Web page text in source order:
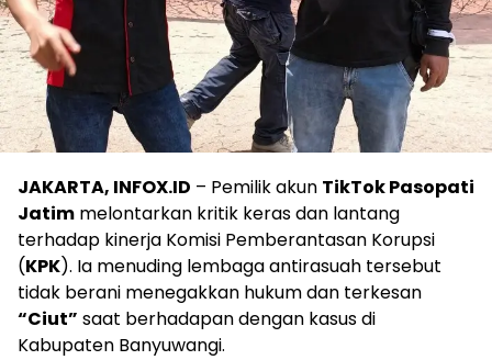
JAKARTA, INFOX.ID – Pemilik akun TikTok Pasopati
Jatim melontarkan kritik keras dan lantang
terhadap kinerja Komisi Pemberantasan Korupsi
(KPK). Ia menuding lembaga antirasuah tersebut
tidak berani menegakkan hukum dan terkesan
“Ciut” saat berhadapan dengan kasus di
Kabupaten Banyuwangi.